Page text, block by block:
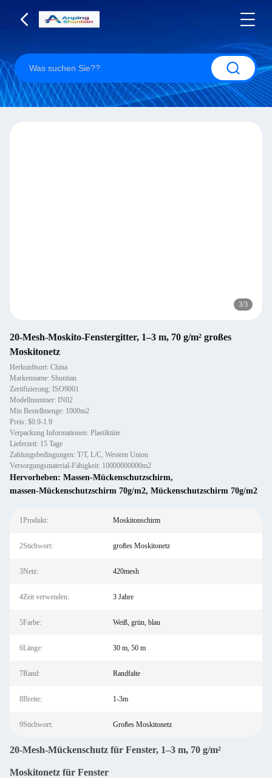
3/3
20-Mesh-Moskito-Fenstergitter, 1–3 m, 70 g/m² großes
Moskitonetz
Herkunftsort: China
Markenname: Shuntian
Zertifizierung: ISO9001
Modellnummer: IN02
Min Bestellmenge: 1000m2
Preis: $0.9-1.9
Verpackung Informationen: Plastiktüte
Lieferzeit: 15 Tage
Zahlungsbedingungen: T/T, L/C, Western Union
Versorgungsmaterial-Fähigkeit: 10000000000m2
Hervorheben: Massen-Mückenschutzschirm,
massen-Mückenschutzschirm 70g/m2, Mückenschutzschirm 70g/m2
1Produkt: Moskitonschirm
2Stichwort: großes Moskitonetz
3Netz: 420mesh
4Zeit verwenden: 3 Jahre
5Farbe: Weiß, grün, blau
6Länge: 30 m, 50 m
7Rand: Randfalte
8Breite: 1-3m
9Stichwort: Großes Moskitonetz
20-Mesh-Mückenschutz für Fenster, 1–3 m, 70 g/m²
Moskitonetz für Fenster